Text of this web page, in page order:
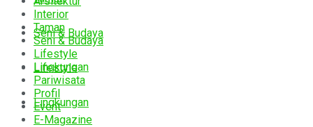
Seni & Budaya
Lifestyle
Lingkungan
Interior
Taman
Seni & Budaya
Lifestyle
Lingkungan
Pariwisata
Profil
Event
E-Magazine